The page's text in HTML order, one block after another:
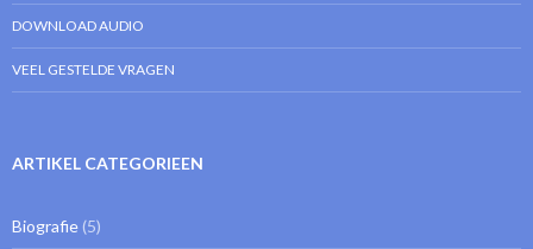
DOWNLOAD AUDIO
VEEL GESTELDE VRAGEN
ARTIKEL CATEGORIEEN
Biografie (5)